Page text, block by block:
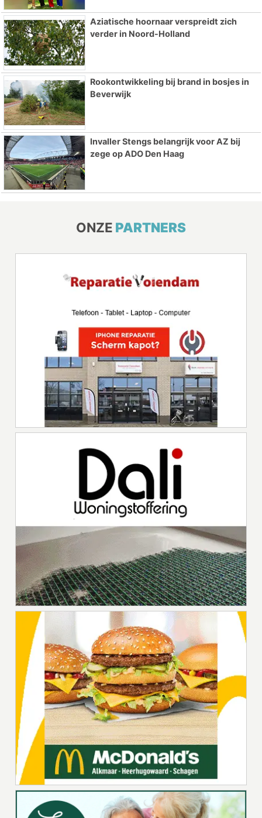
Aziatische hoornaar verspreidt zich
verder in Noord-Holland
Rookontwikkeling bij brand in bosjes in
Beverwijk
Invaller Stengs belangrijk voor AZ bij
zege op ADO Den Haag
ONZE PARTNERS